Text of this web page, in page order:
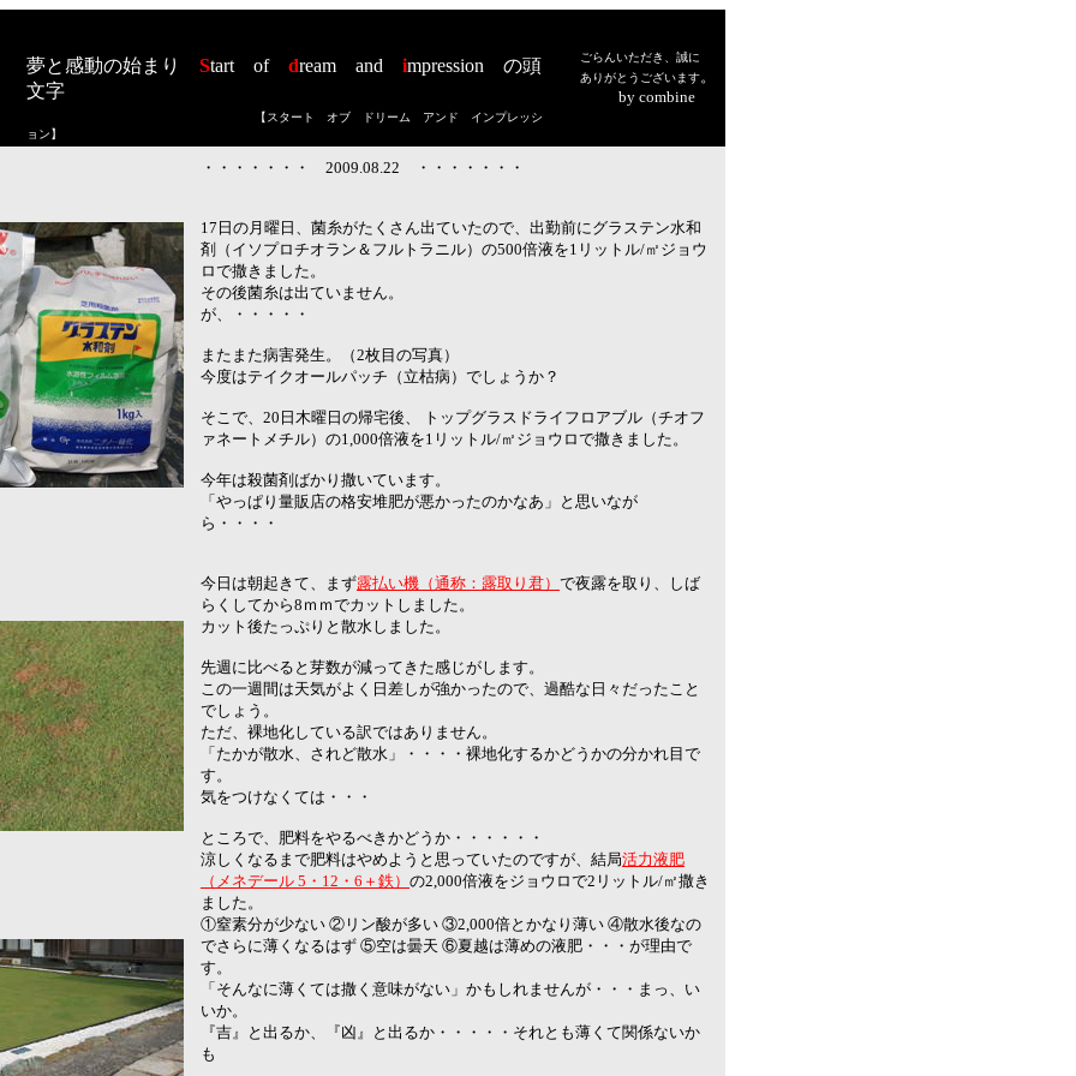
夢と感動の始まり Start of dream and impression の頭
文字
ごらんいただき、誠に
ありがとうございます。
by combine
【スタート オブ ドリーム アンド インプレッシ
ョン】
・・・・・・・ 2009.08.22 ・・・・・・・
17日の月曜日、菌糸がたくさん出ていたので、出勤前にグラステン水和
剤（イソプロチオラン＆フルトラニル）の500倍液を1リットル/㎡ジョウ
ロで撒きました。
その後菌糸は出ていません。
が、・・・・・
またまた病害発生。（2枚目の写真）
今度はテイクオールパッチ（立枯病）でしょうか？
そこで、20日木曜日の帰宅後、 トップグラスドライフロアブル（チオフ
ァネートメチル）の1,000倍液を1リットル/㎡ジョウロで撒きました。
今年は殺菌剤ばかり撒いています。
「やっぱり量販店の格安堆肥が悪かったのかなあ」と思いなが
ら・・・・
今日は朝起きて、まず露払い機（通称：露取り君） で夜露を取り、しば
らくしてから8ｍｍでカットしました。
カット後たっぷりと散水しました。
先週に比べると芽数が減ってきた感じがします。
この一週間は天気がよく日差しが強かったので、過酷な日々だったこと
でしょう。
ただ、裸地化している訳ではありません。
「たかが散水、されど散水」・・・・裸地化するかどうかの分かれ目で
す。
気をつけなくては・・・
ところで、肥料をやるべきかどうか・・・・・・
涼しくなるまで肥料はやめようと思っていたのですが、結局活力液肥
（メネデール 5・12・6＋鉄） の2,000倍液をジョウロで2リットル/㎡撒き
ました。
①窒素分が少ない ②リン酸が多い ③2,000倍とかなり薄い ④散水後なの
でさらに薄くなるはず ⑤空は曇天 ⑥夏越は薄めの液肥・・・が理由で
す。
「そんなに薄くては撒く意味がない」かもしれませんが・・・まっ、い
いか。
『吉』と出るか、『凶』と出るか・・・・・それとも薄くて関係ないか
も